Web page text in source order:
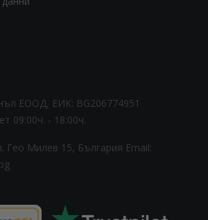
ЕООД, ЕИК: BG206774951
09:00ч. - 18:00ч.
Гео Милев 15, България Email: